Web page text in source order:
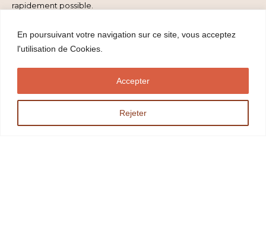
En poursuivant votre navigation sur ce site, vous acceptez
l'utilisation de Cookies.
Rejeter
Accepter
rapidement possible.
Contactez-nous